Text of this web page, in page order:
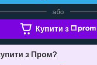
або
Купити з
з Пром?